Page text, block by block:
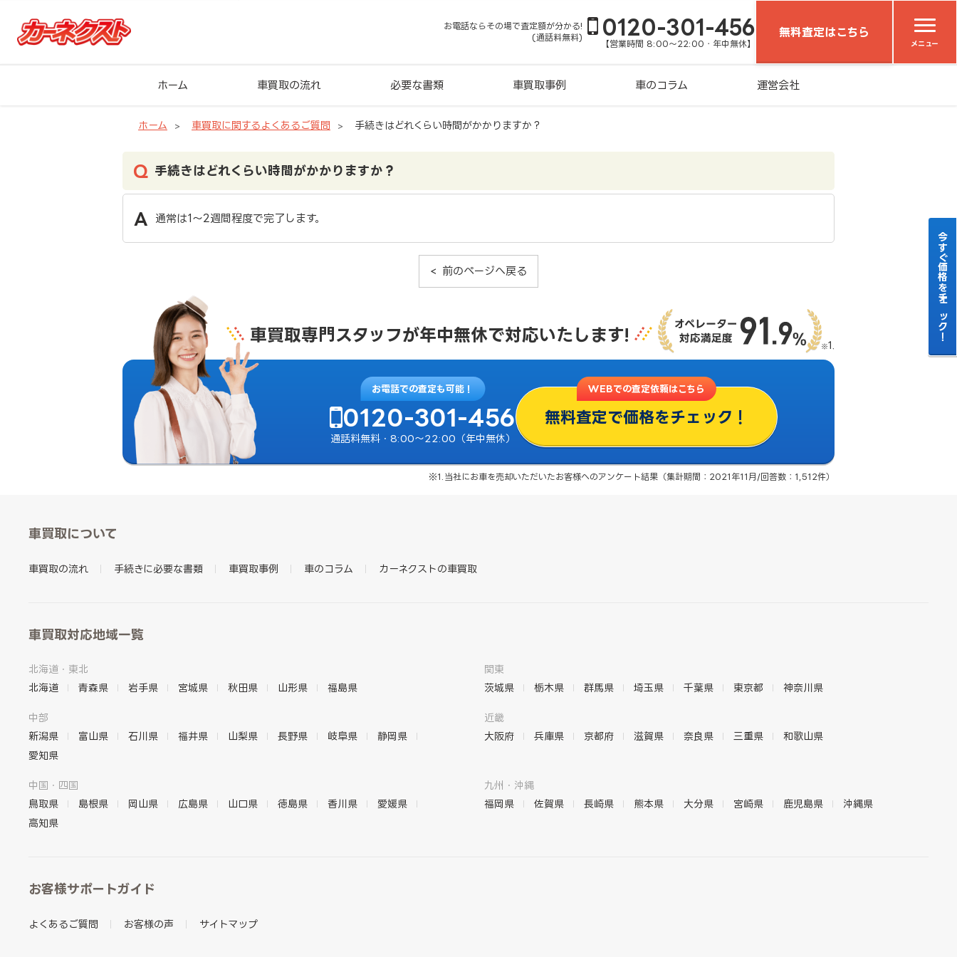
お電話ならその場で査定額が分かる!
(通話料無料)
0120-301-456
【営業時間 8:00～22:00・年中無休】
無料査定はこちら
メニュー
ホーム 車買取の流れ 必要な書類 車買取事例 車のコラム 運営会社
ホーム 車買取に関するよくあるご質問 手続きはどれくらい時間がかかりますか？
手続きはどれくらい時間がかかりますか？
通常は1〜2週間程度で完了します。
前のページへ戻る
車買取専門スタッフが年中無休で対応いたします!
お電話での査定も可能！
0120-301-456
通話料無料・8:00〜22:00（年中無休）
WEBでの査定依頼はこちら
無料査定で価格をチェック！
※1.当社にお車を売却いただいたお客様へのアンケート結果（集計期間：2021年11月/回答数：1,512件）
車買取について
車買取の流れ 手続きに必要な書類 車買取事例 車のコラム カーネクストの車買取
車買取対応地域一覧
北海道・東北
北海道
青森県 岩手県 宮城県 秋田県 山形県 福島県
関東
茨城県
栃木県 群馬県 埼玉県 千葉県 東京都 神奈川県
中部
新潟県
富山県 石川県 福井県 山梨県 長野県 岐阜県
静岡県
愛知県
近畿
大阪府
兵庫県 京都府 滋賀県 奈良県 三重県 和歌山県
中国・四国
鳥取県
島根県 岡山県 広島県 山口県 徳島県 香川県
愛媛県
高知県
九州・沖縄
福岡県
佐賀県 長崎県 熊本県 大分県 宮崎県 鹿児島県 沖縄県
お客様サポートガイド
よくあるご質問 お客様の声 サイトマップ
今すぐ価格をチェック！